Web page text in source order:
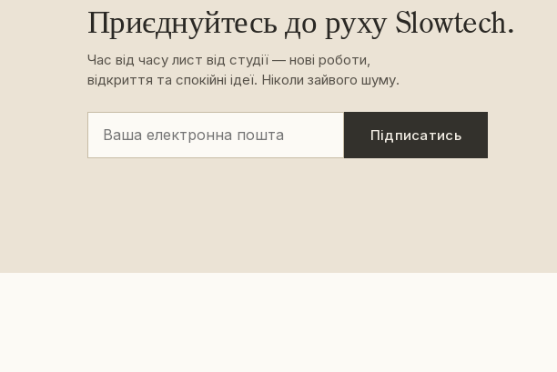
Приєднуйтесь до руху Slowtech.
Час від часу лист від студії — нові роботи,
відкриття та спокійні ідеї. Ніколи зайвого шуму.
Підписатись